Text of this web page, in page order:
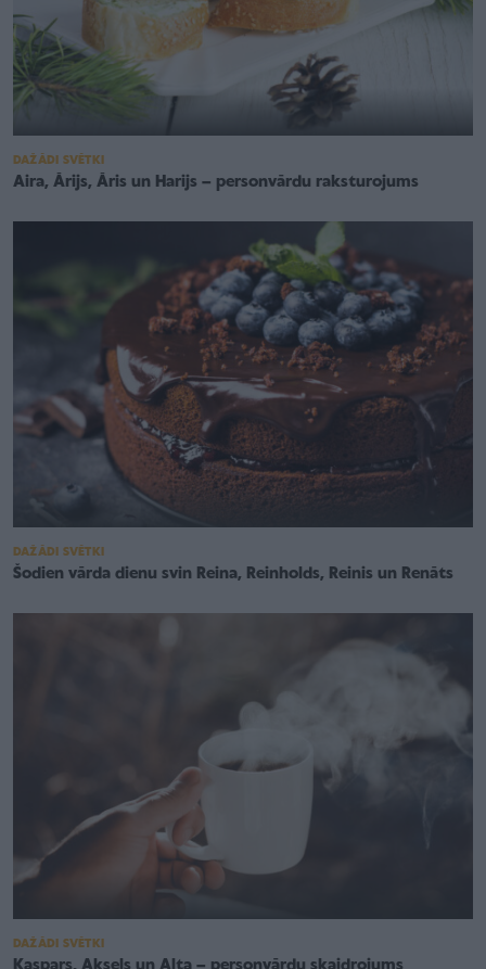
DAŽĀDI SVĒTKI
Aira, Ārijs, Āris un Harijs – personvārdu raksturojums
DAŽĀDI SVĒTKI
Šodien vārda dienu svin Reina, Reinholds, Reinis un Renāts
DAŽĀDI SVĒTKI